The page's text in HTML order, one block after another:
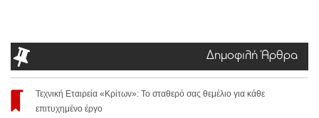
Δημοφιλή Άρθρα
Τεχνική Εταιρεία «Κρίτων»: Το σταθερό σας θεμέλιο για κάθε
επιτυχημένο έργο